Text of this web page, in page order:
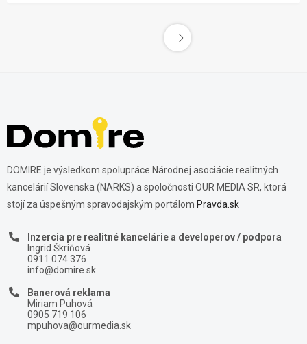
DOMIRE je výsledkom spolupráce Národnej asociácie realitných
kancelárií Slovenska (NARKS) a spoločnosti OUR MEDIA SR, ktorá
stojí za úspešným spravodajským portálom Pravda.sk
Inzercia pre realitné kancelárie a developerov / podpora
Ingrid Škriňová
0911 074 376
info@domire.sk
Banerová reklama
Miriam Puhová
0905 719 106
mpuhova@ourmedia.sk